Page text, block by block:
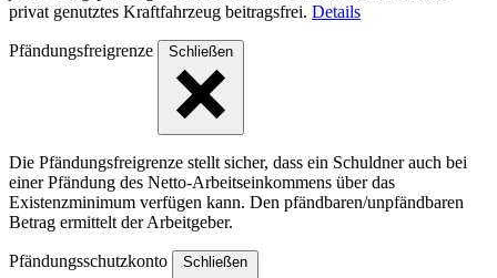
privat genutztes Kraftfahrzeug beitragsfrei. Details
Pfändungsfreigrenze Schließen
Die Pfändungsfreigrenze stellt sicher, dass ein Schuldner auch bei
einer Pfändung des Netto-Arbeitseinkommens über das
Existenzminimum verfügen kann. Den pfändbaren/unpfändbaren
Betrag ermittelt der Arbeitgeber.
Pfändungsschutzkonto Schließen